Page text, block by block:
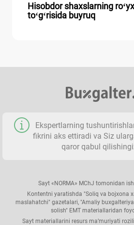
Hisobdor shaхslarning
toʻgʻrisida buyruq
Ekspertlarning
fikrini aks ettiradi va Siz
qaror qabul
Sayt «NORMA» MChJ tomonidan
Kontentni yaratishda "Soliq va bojхona
maslahatchi" gazetalari, "Amaliy
solish" EMT materiallaridan
Sayt materiallarini resurs ma’muriyati